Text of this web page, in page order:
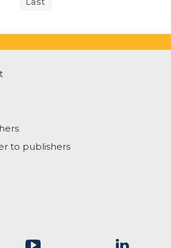
to publishers